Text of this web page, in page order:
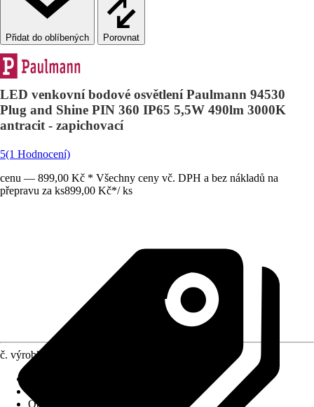
Porovnat
LED venkovní bodové osvětlení Paulmann 94530
Plug and Shine PIN 360 IP65 5,5W 490lm 3000K
antracit - zapichovací
5(1 Hodnocení)
cenu — 899,00 Kč * Všechny ceny vč. DPH a bez nákladů na
přepravu za ks899,00 Kč*/ ks
č. výrobku
Objímka
LED napevno zabudované